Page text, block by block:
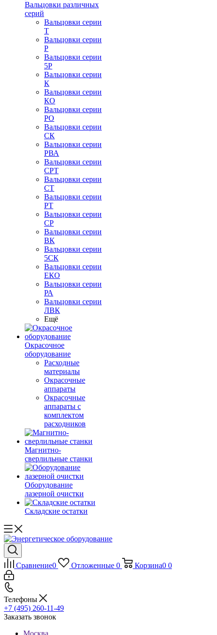
Вальцовки различных
серий
Вальцовки серии
Т
Вальцовки серии
Р
Вальцовки серии
5Р
Вальцовки серии
К
Вальцовки серии
КО
Вальцовки серии
РО
Вальцовки серии
СК
Вальцовки серии
РВА
Вальцовки серии
СРТ
Вальцовки серии
СТ
Вальцовки серии
РТ
Вальцовки серии
СР
Вальцовки серии
ВК
Вальцовки серии
5СК
Вальцовки серии
ЕКО
Вальцовки серии
РА
Вальцовки серии
ЛВК
Ещё
Окрасочное
оборудование
Расходные
материалы
Окрасочные
аппараты
Окрасочные
аппараты с
комплектом
расходников
Магнитно-
сверлильные станки
Оборудование
лазерной очистки
Складские остатки
Сравнение0 Отложенные 0 Корзина0 0
Телефоны
+7 (495) 260-11-49
Заказать звонок
Москва